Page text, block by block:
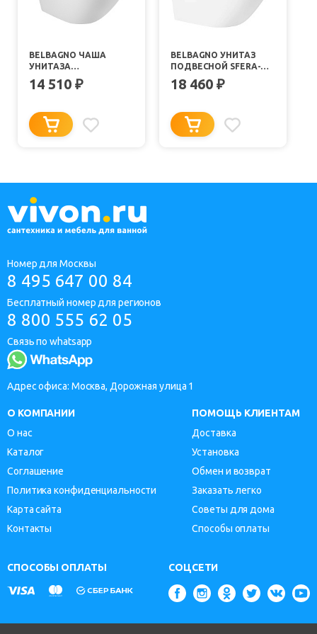
BELBAGNO ЧАША
УНИТАЗА
ПОДВЕСНОГО SFERA-
TOR BB046CH-TOR
СИДЕНЬЯ
14 510 ₽
BELBAGNO УНИТАЗ
ПОДВЕСНОЙ SFERA-
TOR BB046CH-
TOR/BB105SC СМЫВ
18 460 ₽
Номер для Москвы
8 495 647 00 84
Бесплатный номер для регионов
8 800 555 62 05
Связь по whatsapp
Адрес офиса: Москва, Дорожная улица 1
О КОМПАНИИ
О нас
Каталог
Соглашение
Политика конфиденциальности
Карта сайта
Контакты
ПОМОЩЬ КЛИЕНТАМ
Доставка
Установка
Обмен и возврат
Заказать легко
Советы для дома
Способы оплаты
СПОСОБЫ ОПЛАТЫ СОЦСЕТИ